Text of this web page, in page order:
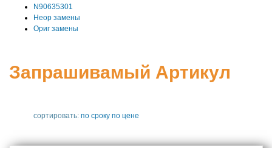
N90635301
Неор замены
Ориг замены
Запрашивамый Артикул
сортировать: по сроку по цене